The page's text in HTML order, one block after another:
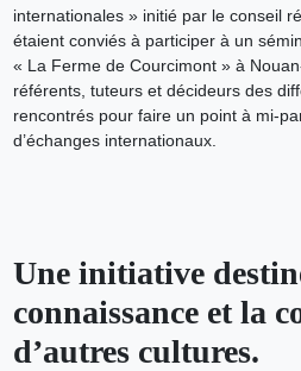
internationales » initié par le conseil
étaient conviés à participer à un
« La Ferme de Courcimont » à
référents, tuteurs et décideurs des
rencontrés pour faire un point à mi-
d’échanges internationaux.
Une initiative
connaissance et la
d’autres cultures.